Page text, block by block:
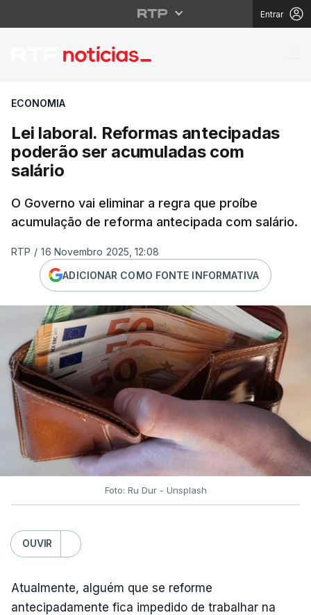
Entrar
Lei laboral. Reformas
ECONOMIA
Lei laboral. Reformas antecipadas
poderão ser acumuladas com
salário
O Governo vai eliminar a regra que proíbe
acumulação de reforma antecipada com salário.
RTP / 16 Novembro 2025, 12:08
ADICIONAR COMO FONTE INFORMATIVA
Foto: Ru Dur - Unsplash
OUVIR
Atualmente, alguém que se reforme
antecipadamente fica impedido de trabalhar na